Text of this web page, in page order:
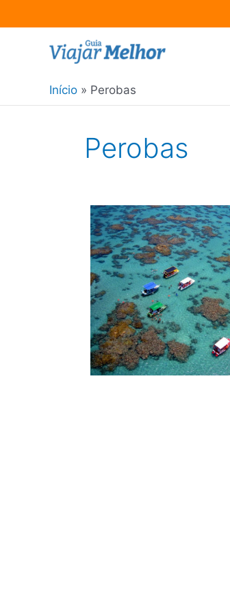
conteúdoInício Perobas
Perobas